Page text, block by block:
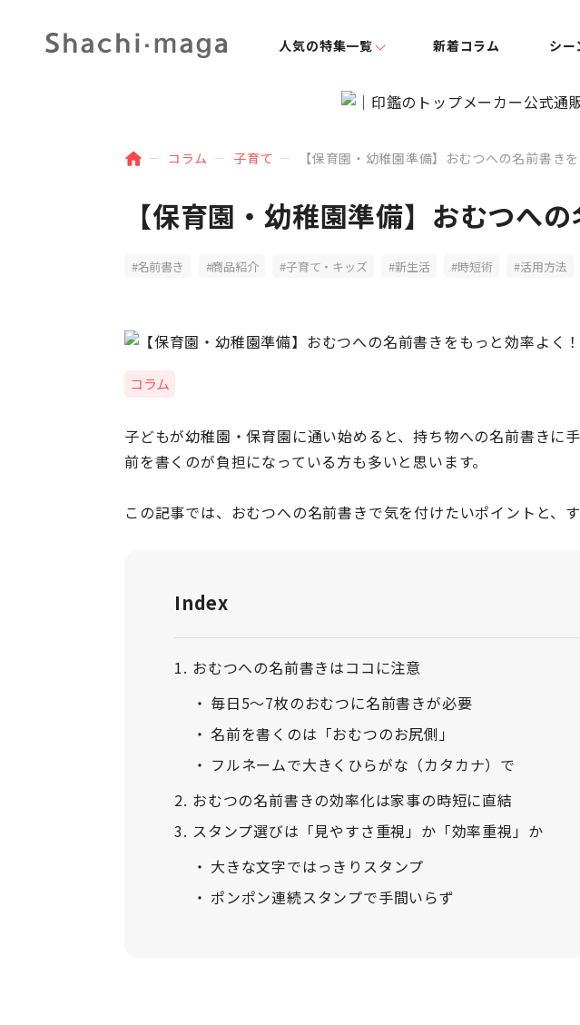
人気の特集一覧 新着コラム シー
コラム 子育て 【保育園・幼稚園準備】おむつへの名前書き
【保育園・幼稚園準備】おむつへ
名前書き 商品紹介 子育て・キッズ 新生活 時短術 活用方法
コラム
子どもが幼稚園・保育園に通い始めると、持ち物への名前書きに
前を書くのが負担になっている方も多いと思います。
この記事では、おむつへの名前書きで気を付けたいポイントと、
Index
おむつへの名前書きはココに注意
毎日5～7枚のおむつに名前書きが必要
名前を書くのは「おむつのお尻側」
フルネームで大きくひらがな（カタカナ）で
おむつの名前書きの効率化は家事の時短に直結
スタンプ選びは「見やすさ重視」か「効率重視」か
大きな文字ではっきりスタンプ
ポンポン連続スタンプで手間いらず